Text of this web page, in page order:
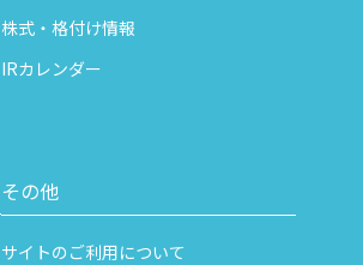
株式・格付け情報
IRカレンダー
その他
サイトのご利用について